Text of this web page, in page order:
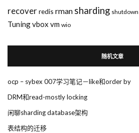
recover redis rman sharding shutdown
Tuningvbox vm wio
随机文章
ocp – sybex 007学习笔记－like和order by
DRM和read-mostly locking
闲聊sharding database架构
表结构的迁移